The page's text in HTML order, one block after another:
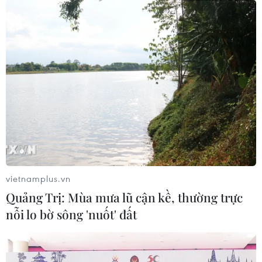
vietnamplus.vn
Quảng Trị: Mùa mưa lũ cận kề, thường trực
nỗi lo bờ sông 'nuốt' đất